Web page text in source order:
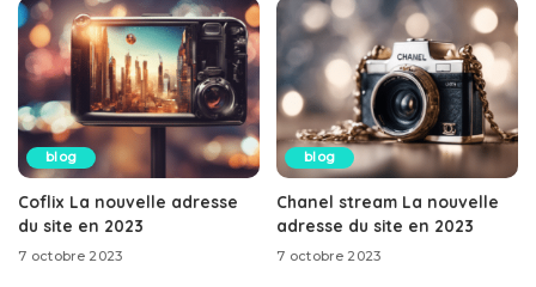
blog
Coflix La nouvelle adresse
du site en 2023
7 octobre 2023
blog
Chanel stream La nouvelle
adresse du site en 2023
7 octobre 2023